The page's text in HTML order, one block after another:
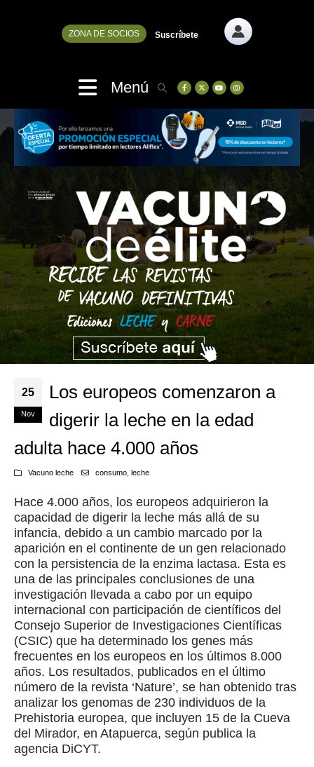
ZONA DE SOCIOS Suscríbete
Menú
25
Nov
Los europeos comenzaron a
digerir la leche en la edad
adulta hace 4.000 años
Vacuno leche consumo, leche
Hace 4.000 años, los europeos adquirieron la
capacidad de digerir la leche más allá de su
infancia, debido a un cambio marcado por la
aparición en el continente de un gen relacionado
con la persistencia de la enzima lactasa. Esta es
una de las principales conclusiones de una
investigación llevada a cabo por un equipo
internacional con participación de científicos del
Consejo Superior de Investigaciones Científicas
(CSIC) que ha determinado los genes más
frecuentes en los europeos en los últimos 8.000
años. Los resultados, publicados en el último
número de la revista ‘Nature’, se han obtenido tras
analizar los genomas de 230 individuos de la
Prehistoria europea, que incluyen 15 de la Cueva
del Mirador, en Atapuerca, según publica la
agencia DiCYT.